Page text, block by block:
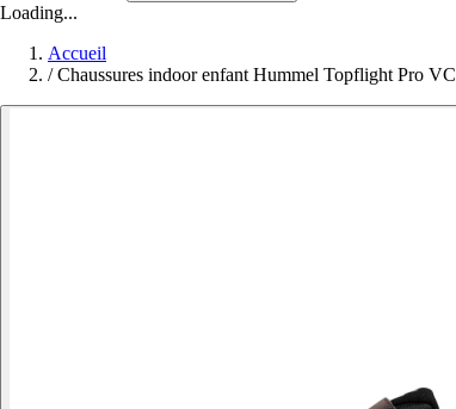
Loading...
Accueil
/ Chaussures indoor enfant Hummel Topflight Pro VC